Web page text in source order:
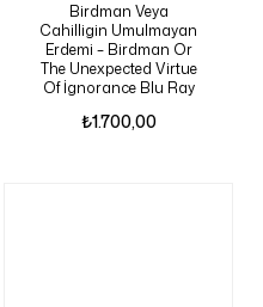
Birdman Veya
Cahilligin Umulmayan
Erdemi – Birdman Or
The Unexpected Virtue
Of İgnorance Blu Ray
₺1.700,00